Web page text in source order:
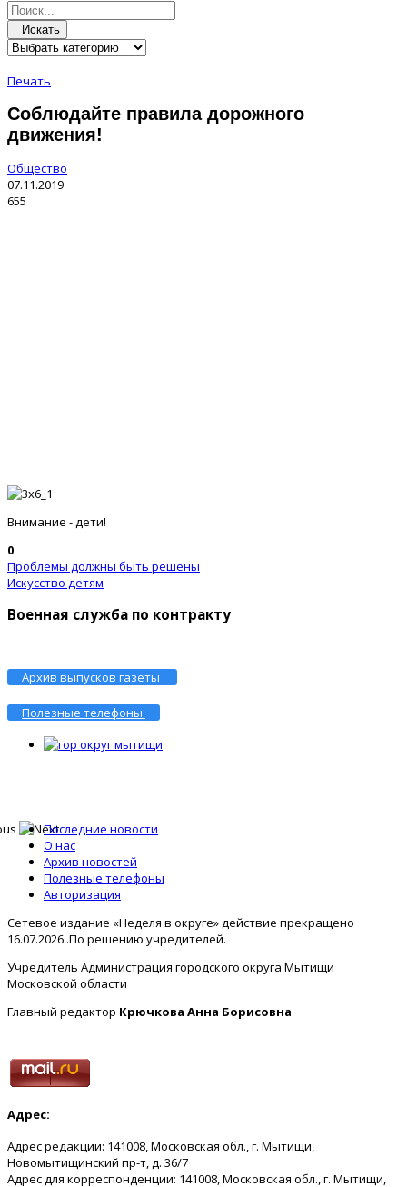
Искать
Печать
Соблюдайте правила дорожного
движения!
Общество
07.11.2019
655
Внимание - дети!
0
Проблемы должны быть решены
Искусство детям
Военная служба по контракту
Архив выпусков газеты
Полезные телефоны
Последние новости
О нас
Архив новостей
Полезные телефоны
Авторизация
Сетевое издание «Неделя в округе» действие прекращено
16.07.2026 .По решению учредителей.
Учредитель Администрация городского округа Мытищи
Московской области
Главный редактор Крючкова Анна Борисовна
Адрес:
Адрес редакции: 141008, Московская обл., г. Мытищи,
Новомытищинский пр-т, д. 36/7
Адрес для корреспонденции: 141008, Московская обл., г. Мытищи,